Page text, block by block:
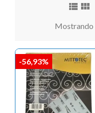
 
Mostrando
-56,93%